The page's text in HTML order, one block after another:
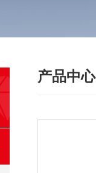
产品中心